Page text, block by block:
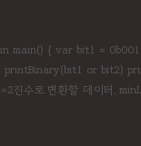
main() { var bit1 =
or bit2)
수로 변환할 데이터,